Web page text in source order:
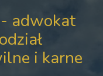
adwokat
i karne